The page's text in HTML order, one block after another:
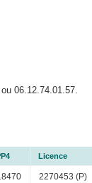
06.12.74.01.57.
Licence
2270453 (P)